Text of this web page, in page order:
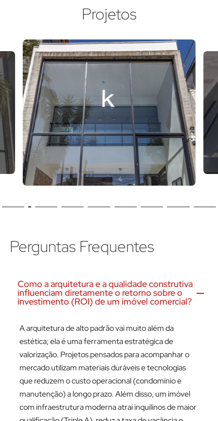
Projetos
Perguntas Frequentes
Como a arquitetura e a qualidade construtiva
influenciam diretamente o retorno sobre o
investimento (ROI) de um imóvel comercial?
A arquitetura de alto padrão vai muito além da
estética; ela é uma ferramenta estratégica de
valorização. Projetos pensados para acompanhar o
mercado utilizam materiais duráveis e tecnologias
que reduzem o custo operacional (condomínio e
manutenção) a longo prazo. Além disso, um imóvel
com infraestrutura moderna atrai inquilinos de maior